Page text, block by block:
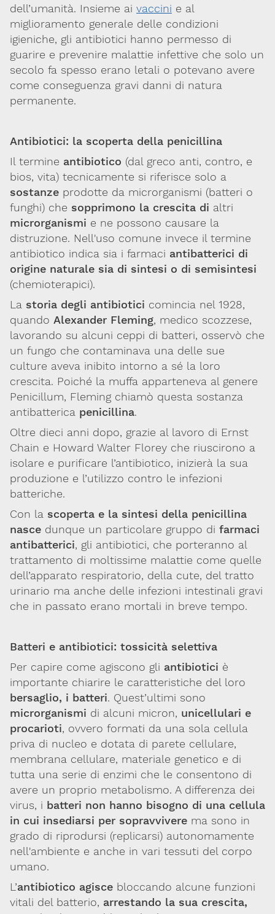
Ricerca
Sostanze
d'abuso
Integratori,
cosmetici
news
dell’umanità. Insieme ai vaccini e al
miglioramento generale delle condizioni
igieniche, gli antibiotici hanno permesso di
guarire e prevenire malattie infettive che solo un
secolo fa spesso erano letali o potevano avere
come conseguenza gravi danni di natura
permanente.
Antibiotici: la scoperta della penicillina
Il termine antibiotico (dal greco anti, contro, e
bios, vita) tecnicamente si riferisce solo a
sostanze prodotte da microrganismi (batteri o
funghi) che sopprimono la crescita di altri
microrganismi e ne possono causare la
distruzione. Nell'uso comune invece il termine
antibiotico indica sia i farmaci antibatterici di
origine naturale sia di sintesi o di semisintesi
(chemioterapici).
La storia degli antibiotici comincia nel 1928,
quando Alexander Fleming, medico scozzese,
lavorando su alcuni ceppi di batteri, osservò che
un fungo che contaminava una delle sue
culture aveva inibito intorno a sé la loro
crescita. Poiché la muffa apparteneva al genere
Penicillum, Fleming chiamò questa sostanza
antibatterica penicillina.
Oltre dieci anni dopo, grazie al lavoro di Ernst
Chain e Howard Walter Florey che riuscirono a
isolare e purificare l’antibiotico, inizierà la sua
produzione e l’utilizzo contro le infezioni
batteriche.
Con la scoperta e la sintesi della penicillina
nasce dunque un particolare gruppo di farmaci
antibatterici, gli antibiotici, che porteranno al
trattamento di moltissime malattie come quelle
dell’apparato respiratorio, della cute, del tratto
urinario ma anche delle infezioni intestinali gravi
che in passato erano mortali in breve tempo.
Batteri e antibiotici: tossicità selettiva
Per capire come agiscono gli antibiotici è
importante chiarire le caratteristiche del loro
bersaglio, i batteri. Quest’ultimi sono
microrganismi di alcuni micron, unicellulari e
procarioti, ovvero formati da una sola cellula
priva di nucleo e dotata di parete cellulare,
membrana cellulare, materiale genetico e di
tutta una serie di enzimi che le consentono di
avere un proprio metabolismo. A differenza dei
virus, i batteri non hanno bisogno di una cellula
in cui insediarsi per sopravvivere ma sono in
grado di riprodursi (replicarsi) autonomamente
nell'ambiente e anche in vari tessuti del corpo
umano.
L’antibiotico agisce bloccando alcune funzioni
vitali del batterio, arrestando la sua crescita,
Via Giovanni Pascoli, 3
20129, Milano
C.F. 96330980580
P.I. 06792491000
Codice SDI: M5UXCR1
T. 02-29520311
Segreteria@sitox.org
Link utili
La Società
Documenti Eventi
Cookie Policy Privacy Policy Archivio
Disclaimer
Il contenuto di questo sito è da intendersi a scopo puramente
informativo. La Società Italiana di Tossicologia (SITOX) non
accetta alcuna responsabilità riguardo a possibili errori,
Per maggiori informazioni e
approfondimenti
CONTATTACI
Dona il 5 per 1000 a SITOX SCOPRI DI PIU